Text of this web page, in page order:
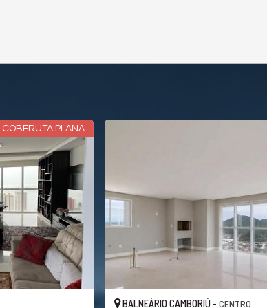
COBERUTA PLANA
BALNEÁRIO CAMBORIÚ - CENTRO